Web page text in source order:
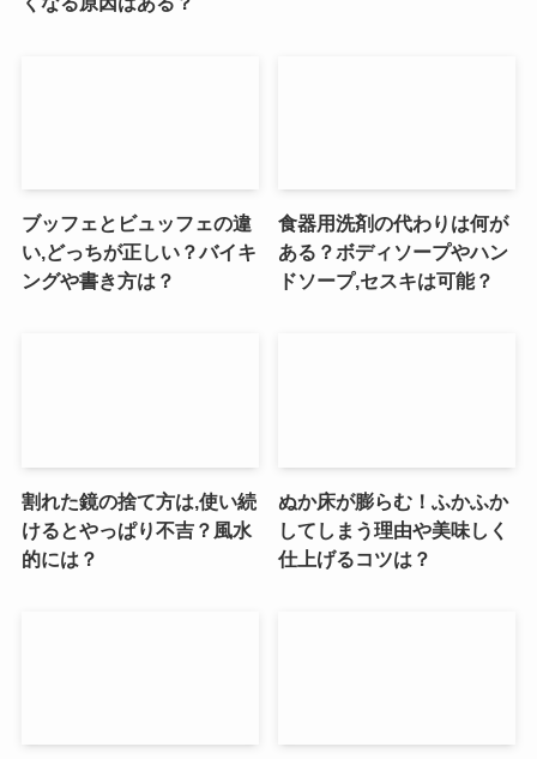
ブッフェとビュッフェの違
い,どっちが正しい？バイキ
ングや書き方は？
食器用洗剤の代わりは何が
ある？ボディソープやハン
ドソープ,セスキは可能？
割れた鏡の捨て方は,使い続
けるとやっぱり不吉？風水
的には？
ぬか床が膨らむ！ふかふか
してしまう理由や美味しく
仕上げるコツは？